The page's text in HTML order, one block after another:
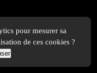
pour mesurer sa
de ces cookies ?